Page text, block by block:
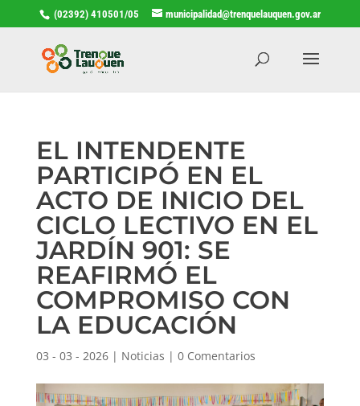
(02392) 410501/05 municipalidad@trenquelauquen.gov.ar
EL INTENDENTE
PARTICIPÓ EN EL
ACTO DE INICIO DEL
CICLO LECTIVO EN EL
JARDÍN 901: SE
REAFIRMÓ EL
COMPROMISO CON
LA EDUCACIÓN
03 - 03 - 2026| Noticias | 0 Comentarios